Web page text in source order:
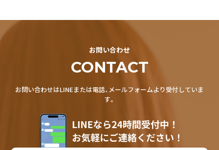
お問い合わせ
CONTACT
お問い合わせはLINEまたは電話、メールフォームより受付していま
す。